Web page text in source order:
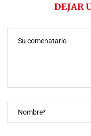
DEJAR